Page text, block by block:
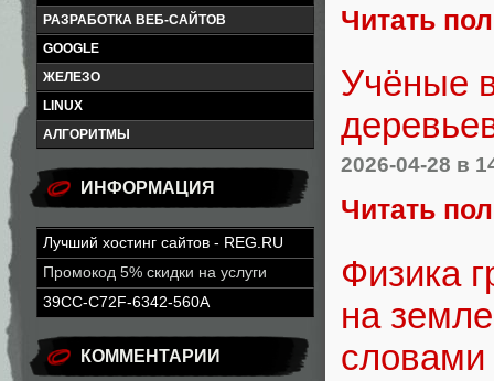
РАЗРАБОТКА ВЕБ-САЙТОВ
GOOGLE
ЖЕЛЕЗО
LINUX
АЛГОРИТМЫ
ИНФОРМАЦИЯ
Лучший хостинг сайтов - REG.RU
Промокод 5% скидки на услуги
39CC-C72F-6342-560A
КОММЕНТАРИИ
Читать
Учёные
2026-04-28 в
Читать
Физика
на
словами